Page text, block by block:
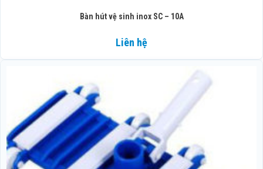
Bàn hút vệ sinh inox SC – 10A
Liên hệ